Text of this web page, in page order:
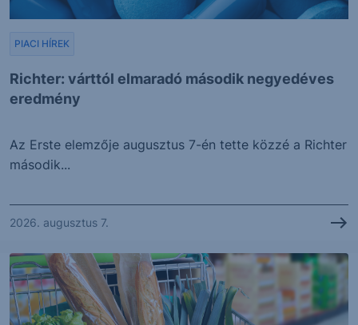
Richter: várttól elmaradó második negyedéves
eredmény
PIACI HÍREK
Az Erste elemzője augusztus 7-én tette közzé a Richter
második...
2026. augusztus 7.